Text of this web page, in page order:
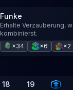
Funke
Erhalte Verzauberung,
kombinierst.
×34
×6 ×2
18 19